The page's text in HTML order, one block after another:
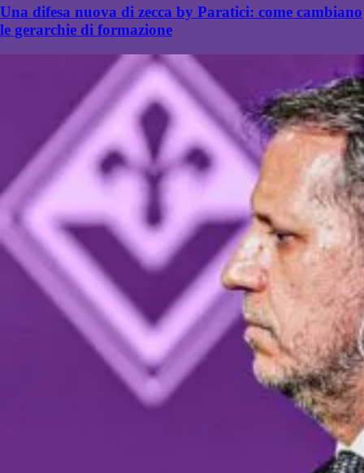
Una difesa nuova di zecca by Paratici: come cambiano
le gerarchie di formazione